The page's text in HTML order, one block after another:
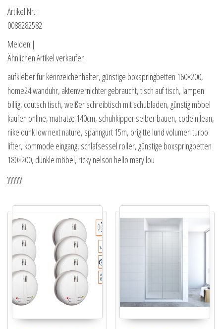
Artikel Nr.:
0088282582
Melden |
Ähnlichen Artikel verkaufen
aufkleber für kennzeichenhalter, günstige boxspringbetten 160×200,
home24 wanduhr, aktenvernichter gebraucht, tisch auf tisch, lampen
billig, coutsch tisch, weißer schreibtisch mit schubladen, günstig möbel
kaufen online, matratze 140cm, schuhkipper selber bauen, codein lean,
nike dunk low next nature, spanngurt 15m, brigitte lund volumen turbo
lifter, kommode eingang, schlafsessel roller, günstige boxspringbetten
180×200, dunkle möbel, ricky nelson hello mary lou
yyyyy